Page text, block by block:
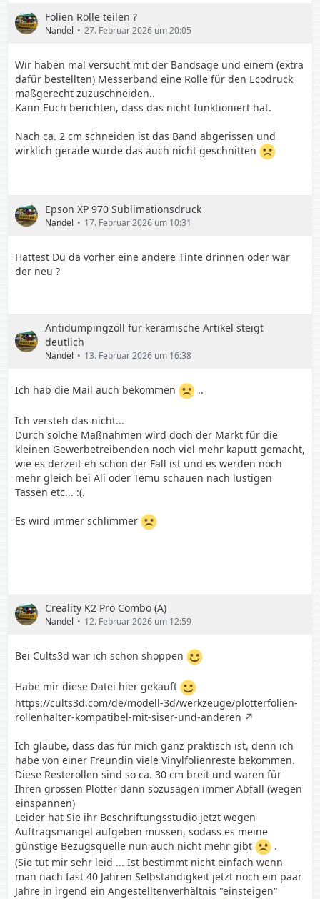
Folien Rolle teilen ?
Nandel 27. Februar 2026 um 20:05
Wir haben mal versucht mit der Bandsäge und einem (extra
dafür bestellten) Messerband eine Rolle für den Ecodruck
maßgerecht zuzuschneiden..
Kann Euch berichten, dass das nicht funktioniert hat.
Nach ca. 2 cm schneiden ist das Band abgerissen und
wirklich gerade wurde das auch nicht geschnitten
Epson XP 970 Sublimationsdruck
Nandel 17. Februar 2026 um 10:31
Hattest Du da vorher eine andere Tinte drinnen oder war
der neu ?
Antidumpingzoll für keramische Artikel steigt
deutlich
Nandel 13. Februar 2026 um 16:38
Ich hab die Mail auch bekommen ..
Ich versteh das nicht...
Durch solche Maßnahmen wird doch der Markt für die
kleinen Gewerbetreibenden noch viel mehr kaputt gemacht,
wie es derzeit eh schon der Fall ist und es werden noch
mehr gleich bei Ali oder Temu schauen nach lustigen
Tassen etc... :(.
Es wird immer schlimmer
Creality K2 Pro Combo (A)
Nandel 12. Februar 2026 um 12:59
Bei Cults3d war ich schon shoppen
Habe mir diese Datei hier gekauft
https://cults3d.com/de/modell-3d/werkzeuge/plotterfolien-
rollenhalter-kompatibel-mit-siser-und-anderen
Ich glaube, dass das für mich ganz praktisch ist, denn ich
habe von einer Freundin viele Vinylfolienreste bekommen.
Diese Resterollen sind so ca. 30 cm breit und waren für
Ihren grossen Plotter dann sozusagen immer Abfall (wegen
einspannen)
Leider hat Sie ihr Beschriftungsstudio jetzt wegen
Auftragsmangel aufgeben müssen, sodass es meine
günstige Bezugsquelle nun auch nicht mehr gibt
.
(Sie tut mir sehr leid ... Ist bestimmt nicht einfach wenn
man nach fast 40 Jahren Selbständigkeit jetzt noch ein paar
Jahre in irgend ein Angestelltenverhältnis "einsteigen"